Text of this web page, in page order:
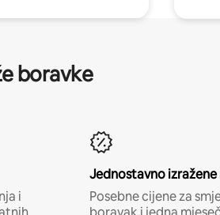
boravke
i
Jednostavno
Posebne cijene za